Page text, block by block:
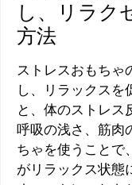
し、リラク
方法
ストレスおもちゃ
し、リラックスを
と、体のストレス
呼吸の浅さ、筋肉
ちゃを使うことで
がリラックス状態